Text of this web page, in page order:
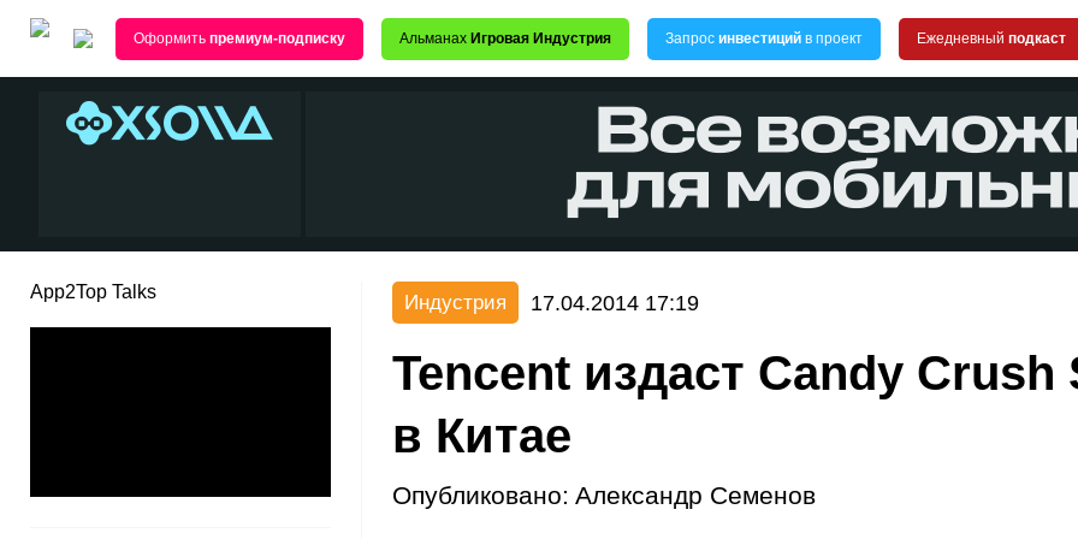
Оформить премиум-подписку Альманах Игровая Индустрия Запрос инвестиций в проект Ежедневный подкаст
App2Top Talks Индустрия 17.04.2014 17:19
Tencent издаст Candy Crush
в Китае
Опубликовано: Александр Семенов